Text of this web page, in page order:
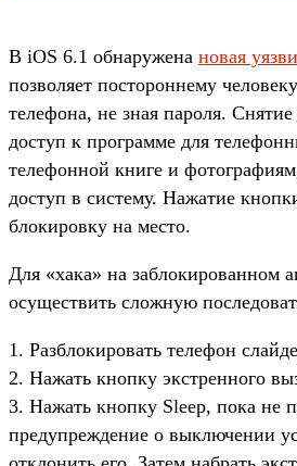
В iOS 6.1 обнаружена новая
позволяет постороннему
телефона, не зная пароля.
доступ к программе для
телефонной книге и
доступ в систему. Нажатие
блокировку на место.
Для «хака» на заблокированном
осуществить сложную
1. Разблокировать телефон
2. Нажать кнопку экстренного
3. Нажать кнопку Sleep, пока не
предупреждение о выключении